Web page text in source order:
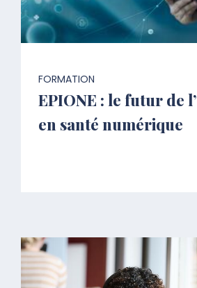
FORMATION
EPIONE : le futur de
en santé numérique